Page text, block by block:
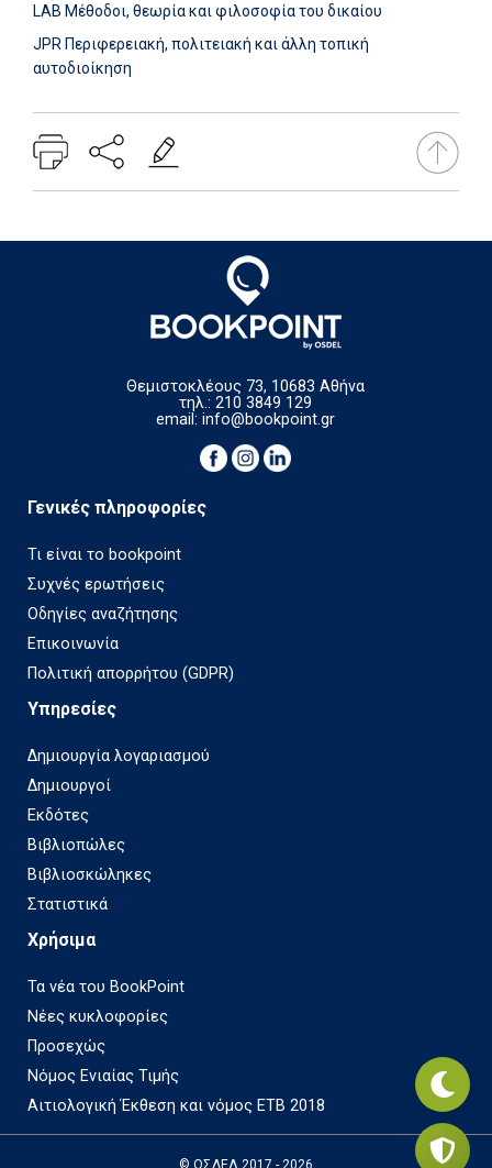
LAB Μέθοδοι, θεωρία και φιλοσοφία του δικαίου
JPR Περιφερειακή, πολιτειακή και άλλη τοπική
αυτοδιοίκηση
Θεμιστοκλέους 73, 10683 Αθήνα
τηλ.: 210 3849 129
email:info@bookpoint.gr
Γενικές πληροφορίες
Τι είναι το bookpoint
Συχνές ερωτήσεις
Οδηγίες αναζήτησης
Επικοινωνία
Πολιτική απορρήτου (GDPR)
Υπηρεσίες
Δημιουργία λογαριασμού
Δημιουργοί
Εκδότες
Βιβλιοπώλες
Βιβλιοσκώληκες
Στατιστικά
Χρήσιμα
Τα νέα του BookPoint
Νέες κυκλοφορίες
Προσεχώς
Νόμος Ενιαίας Τιμής
Αιτιολογική Έκθεση και νόμος ΕΤΒ 2018
© ΟΣΔΕΛ 2017 - 2026